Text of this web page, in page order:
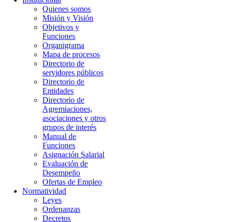
Quienes somos
Misión y Visión
Objetivos y
Funciones
Organigrama
Mapa de procesos
Directorio de
servidores públicos
Directorio de
Entidades
Directorio de
Agremiaciones,
asociaciones y otros
grupos de interés
Manual de
Funciones
Asignación Salarial
Evaluación de
Desempeño
Ofertas de Empleo
Normatividad
Leyes
Ordenanzas
Decretos